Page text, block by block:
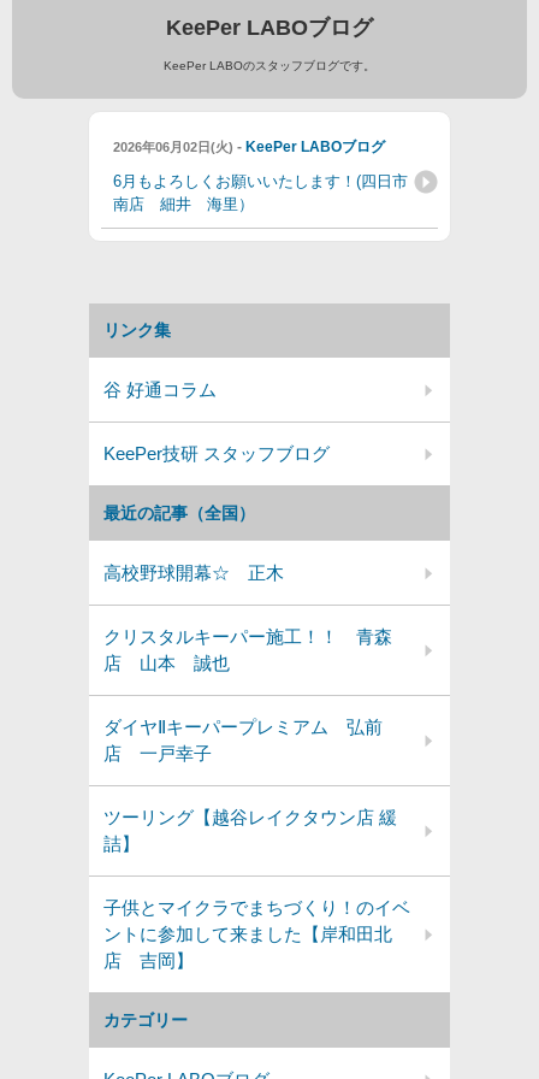
KeePer LABOブログ
KeePer LABOのスタッフブログです。
2026年06月02日(火) - KeePer LABOブログ
6月もよろしくお願いいたします！(四日市
南店 細井 海里）
カテゴリー
最近の記事（全国）
高校野球開幕☆ 正木
クリスタルキーパー施工！！ 青森
店 山本 誠也
ダイヤⅡキーパープレミアム 弘前
店 一戸幸子
ツーリング【越谷レイクタウン店 緩
詰】
子供とマイクラでまちづくり！のイベ
ントに参加して来ました【岸和田北
店 吉岡】
リンク集
谷 好通コラム
KeePer技研 スタッフブログ